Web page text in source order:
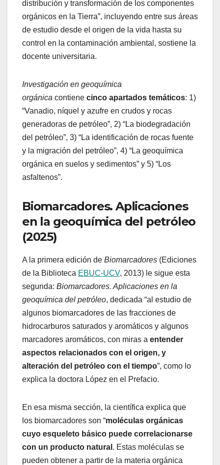
distribución y transformación de los componentes
orgánicos en la Tierra”, incluyendo entre sus áreas
de estudio desde el origen de la vida hasta su
control en la contaminación ambiental, sostiene la
docente universitaria.
Investigación en geoquímica
orgánica contiene cinco apartados temáticos: 1)
“Vanadio, níquel y azufre en crudos y rocas
generadoras de petróleo”, 2) “La biodegradación
del petróleo”, 3) “La identificación de rocas fuente
y la migración del petróleo”, 4) “La geoquímica
orgánica en suelos y sedimentos” y 5) “Los
asfaltenos”.
Biomarcadores. Aplicaciones
en la geoquímica del petróleo
(2025)
A la primera edición de Biomarcadores (Ediciones
de la Biblioteca EBUC-UCV, 2013) le sigue esta
segunda: Biomarcadores. Aplicaciones en la
geoquímica del petróleo, dedicada “al estudio de
algunos biomarcadores de las fracciones de
hidrocarburos saturados y aromáticos y algunos
marcadores aromáticos, con miras a entender
aspectos relacionados con el origen, y
alteración del petróleo con el tiempo”, como lo
explica la doctora López en el Prefacio.
En esa misma sección, la científica explica que
los biomarcadores son “moléculas orgánicas
cuyo esqueleto básico puede correlacionarse
con un producto natural . Estas moléculas se
pueden obtener a partir de la materia orgánica